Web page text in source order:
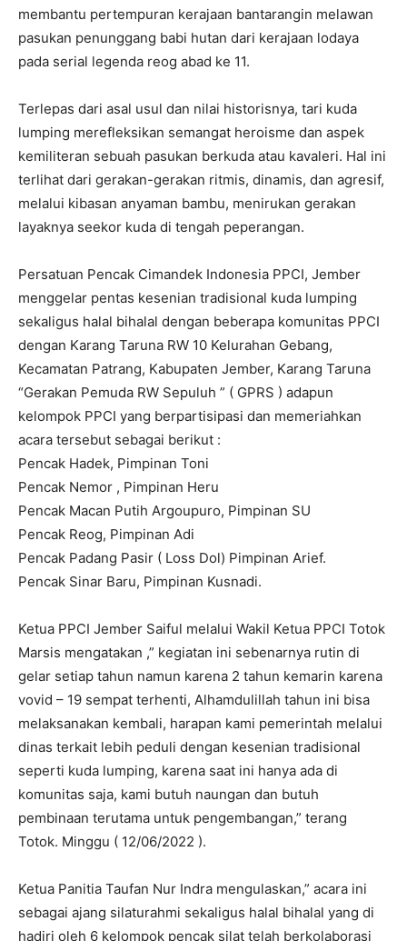
membantu pertempuran kerajaan bantarangin melawan
pasukan penunggang babi hutan dari kerajaan lodaya
pada serial legenda reog abad ke 11.
Terlepas dari asal usul dan nilai historisnya, tari kuda
lumping merefleksikan semangat heroisme dan aspek
kemiliteran sebuah pasukan berkuda atau kavaleri. Hal ini
terlihat dari gerakan-gerakan ritmis, dinamis, dan agresif,
melalui kibasan anyaman bambu, menirukan gerakan
layaknya seekor kuda di tengah peperangan.
Persatuan Pencak Cimandek Indonesia PPCI, Jember
menggelar pentas kesenian tradisional kuda lumping
sekaligus halal bihalal dengan beberapa komunitas PPCI
dengan Karang Taruna RW 10 Kelurahan Gebang,
Kecamatan Patrang, Kabupaten Jember, Karang Taruna
“Gerakan Pemuda RW Sepuluh ” ( GPRS ) adapun
kelompok PPCI yang berpartisipasi dan memeriahkan
acara tersebut sebagai berikut :
Pencak Hadek, Pimpinan Toni
Pencak Nemor , Pimpinan Heru
Pencak Macan Putih Argoupuro, Pimpinan SU
Pencak Reog, Pimpinan Adi
Pencak Padang Pasir ( Loss Dol) Pimpinan Arief.
Pencak Sinar Baru, Pimpinan Kusnadi.
Ketua PPCI Jember Saiful melalui Wakil Ketua PPCI Totok
Marsis mengatakan ,” kegiatan ini sebenarnya rutin di
gelar setiap tahun namun karena 2 tahun kemarin karena
vovid – 19 sempat terhenti, Alhamdulillah tahun ini bisa
melaksanakan kembali, harapan kami pemerintah melalui
dinas terkait lebih peduli dengan kesenian tradisional
seperti kuda lumping, karena saat ini hanya ada di
komunitas saja, kami butuh naungan dan butuh
pembinaan terutama untuk pengembangan,” terang
Totok. Minggu ( 12/06/2022 ).
Ketua Panitia Taufan Nur Indra mengulaskan,” acara ini
sebagai ajang silaturahmi sekaligus halal bihalal yang di
hadiri oleh 6 kelompok pencak silat telah berkolaborasi